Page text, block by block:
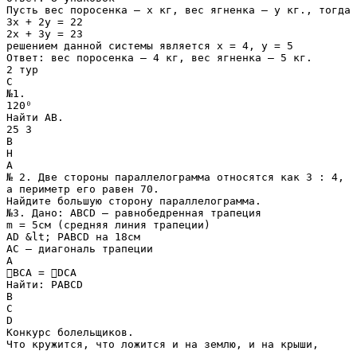
Пусть вес поросенка – х кг, вес ягненка – у кг., тогда
3х + 2у = 22
2х + 3у = 23
решением данной системы является х = 4, у = 5
Ответ: вес поросенка – 4 кг, вес ягненка – 5 кг.
2 тур
С
№1.
120⁰
Найти AB.
25 3
В
H
А
№ 2. Две стороны параллелограмма относятся как 3 : 4,
а периметр его равен 70.
Найдите большую сторону параллелограмма.
№3. Дано: ABCD – равнобедренная трапеция
m = 5см (средняя линия трапеции)
AD &lt; PABCD на 18см
АС – диагональ трапеции
А
ВСА = DCA
Найти: РABCD
В
С
D
Конкурс болельщиков.
Что кружится, что ложится и на землю, и на крыши,